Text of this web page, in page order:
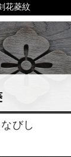
花菱紋
びし